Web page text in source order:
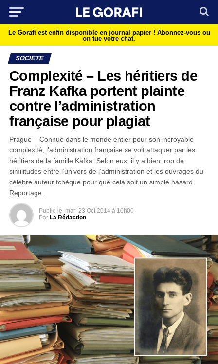
Le Gorafi est enfin disponible en journal papier ! Abonnez-vous ou
on tue votre chat.
SOCIÉTÉ
Complexité – Les héritiers de
Franz Kafka portent plainte
contre l’administration
française pour plagiat
Prague – Connue dans le monde entier pour son incroyable
complexité, l’administration française se voit attaquer par les
héritiers de la famille Kafka. Selon eux, il y a bien trop de
similitudes entre l’univers de l’administration et les ouvrages du
célèbre auteur tchèque pour que cela soit un simple hasard.
Reportage.
Publié le mar 23 Oct 2014 à 10h00
Par La Rédaction